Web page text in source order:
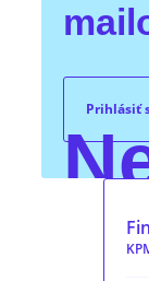
Prihlásiť